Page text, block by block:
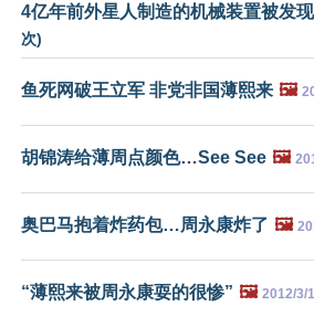
4亿年前外星人制造的机械装置被发现
次)
鱼死网破王立军 非党非国薄熙来 🖼️
胡锦涛给薄周点颜色…See See 🖼️
奥巴马抱着炸药包…周永康炸了 🖼️
“薄熙来被周永康耍的很惨” 🖼️ 2012/3/